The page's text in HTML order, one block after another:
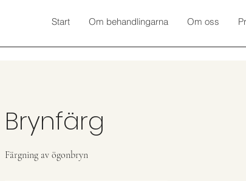
Start Om behandlingarna Om oss
Brynfärg
Färgning av ögonbryn